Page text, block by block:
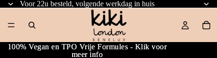
Voor 22u besteld, volgende werkdag in huis
100% Vegan en TPO Vrije Formules - Klik voor
meer info
100% Vegan en TPO Vrije Formules - Klik voor
meer info